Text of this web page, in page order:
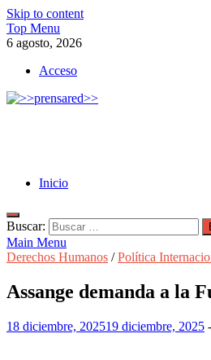
Skip to content
Top Menu
6 agosto, 2026
Acceso
Inicio
Buscar:
Main Menu
Derechos Humanos /Política
Assange demanda a la
18 diciembre, 202519 diciembre, 2025 -